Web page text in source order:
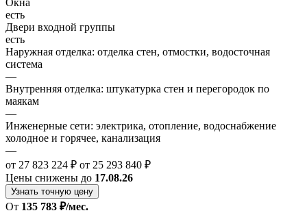
есть
Двери входной группы
есть
Наружная отделка: отделка стен, отмостки, водосточная
система
—
Внутренняя отделка: штукатурка стен и перегородок по
маякам
—
Инженерные сети: электрика, отопление, водоснабжение
холодное и горячее, канализация
—
от 27 823 224 ₽ от 25 293 840 ₽
Цены снижены до 17.08.26
Узнать точную цену
От 135 783 ₽/мес.